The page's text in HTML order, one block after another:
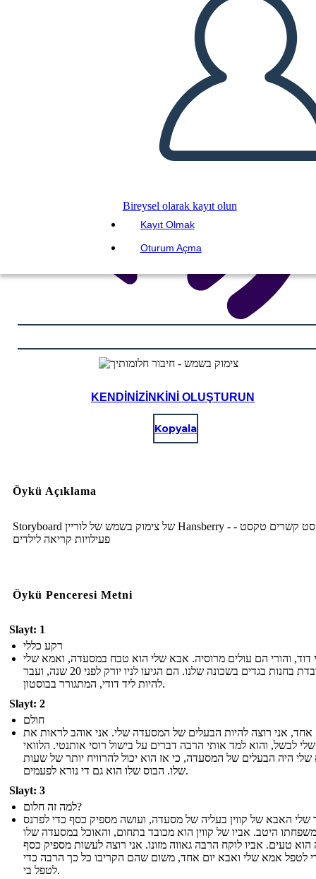
Bireysel olarak kayıt olun
Kayıt Olmak
Oturum Açma
SLAYT GÖSTERİSİNİ OYNAT
BENİ OKU
KENDINIZINKINI OLUŞTURUN
Kopyala
Öykü Açıklama
Storyboard של צימוק בשמש של לוריין Hansberry - טקסט קשרים טקסט -
פעילויות קריאה לילדים
Öykü Penceresi Metni
Slayt: 1
רקע כללי
דוד, והורי הם עולים מרוסיה. אבא שלי הוא טבח במסעדה, ואמא שלי
עובדת בחנות בגדים בשכונה שלנו. הם הגיעו לניו יורק לפני 20 שנה, ועבר
להיות ליד דודי, המתגורר בבוסטון.
Slayt: 2
חולם
אחד, אני רוצה להיות הבעלים של המסעדה שלי. אני אוהב לראות את
לבשל, ​​והוא למד אותי הרבה דברים על בישול רוסי אותנטי. הלוואי
היה הבעלים של המסעדה, כי אז הוא יכול להרוויח יותר של שעות
שלו. הבוס שלו הוא גם די נורא לפעמים.
Slayt: 3
למה זה חלום?
שלי האבא של קווין בעליה של מסעדה, ועושה מספיק כסף כדי לפרנס
היטב. אביו של קווין הוא מכובד בתחום, והאוכל במסעדה שלו
הוא טעים. אביו לוקח הרבה גאווה מזונו. אני רוצה לעשות מספיק כסף
לטפל אמא שלי ואבא יום אחד, משום שהם הקריבו כל כך הרבה כדי
לטפל בי.